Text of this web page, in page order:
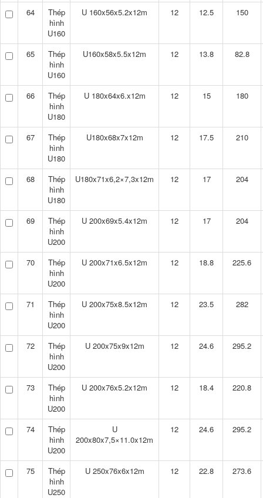
64
Thép
hình
U160
U 160x56x5.2x12m 12 12.5 150
65
Thép
hình
U160
U160x58x5.5x12m 12 13.8 82.8
66
Thép
hình
U180
U 180x64x6.x12m 12 15 180
67
Thép
hình
U180
U180x68x7x12m 12 17.5 210
68
Thép
hình
U180
U180x71x6,2×7,3x12m 12 17 204
69
Thép
hình
U200
U 200x69x5.4x12m 12 17 204
70
Thép
hình
U200
U 200x71x6.5x12m 12 18.8 225.6
71
Thép
hình
U200
U 200x75x8.5x12m 12 23.5 282
72
Thép
hình
U200
U 200x75x9x12m 12 24.6 295.2
73
Thép
hình
U200
U 200x76x5.2x12m 12 18.4 220.8
74
Thép
hình
U200
U
200x80x7,5×11.0x12m
12 24.6 295.2
75
Thép
hình
U250
U 250x76x6x12m 12 22.8 273.6